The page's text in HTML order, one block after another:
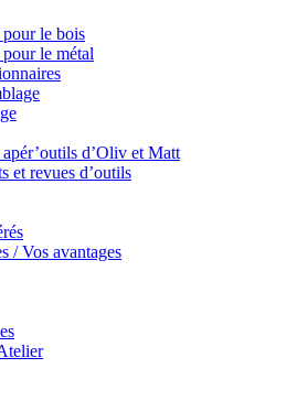
le bois
le métal
d’Oliv et Matt
et revues d’outils
/ Vos avantages